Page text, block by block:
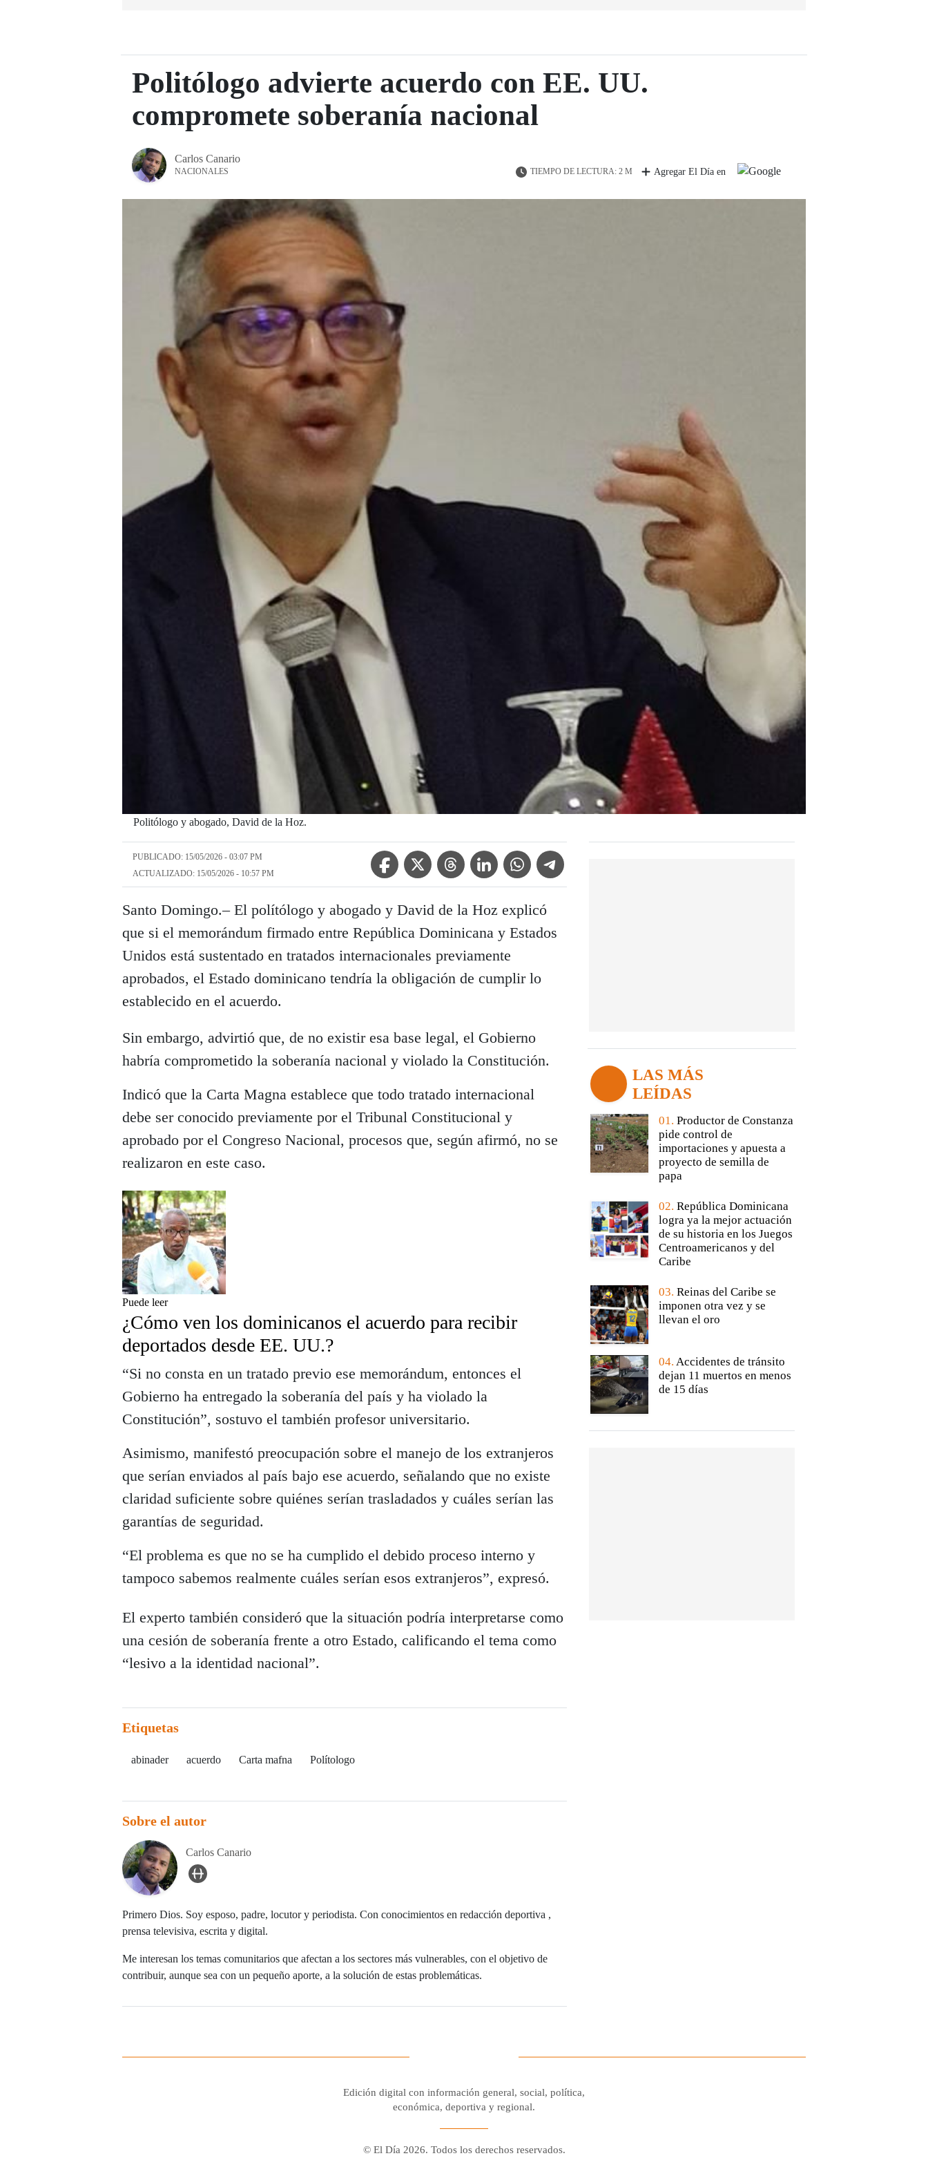
Politólogo advierte acuerdo con EE. UU.
compromete soberanía nacional
Carlos Canario
NACIONALES TIEMPO DE LECTURA: 2 M Agregar El Día en
Politólogo y abogado, David de la Hoz.
PUBLICADO: 15/05/2026 - 03:07 PM
ACTUALIZADO: 15/05/2026 - 10:57 PM
Facebook IconTwitter IconThreads IconLinkedin IconWhatsApp IconTelegram Icon
Santo Domingo.– El polítólogo y abogado y David de la Hoz explicó
que si el memorándum firmado entre República Dominicana y Estados
Unidos está sustentado en tratados internacionales previamente
aprobados, el Estado dominicano tendría la obligación de cumplir lo
establecido en el acuerdo.
Sin embargo, advirtió que, de no existir esa base legal, el Gobierno
habría comprometido la soberanía nacional y violado la Constitución.
Indicó que la Carta Magna establece que todo tratado internacional
debe ser conocido previamente por el Tribunal Constitucional y
aprobado por el Congreso Nacional, procesos que, según afirmó, no se
realizaron en este caso.
Puede leer
¿Cómo ven los dominicanos el acuerdo para recibir
deportados desde EE. UU.?
“Si no consta en un tratado previo ese memorándum, entonces el
Gobierno ha entregado la soberanía del país y ha violado la
Constitución”, sostuvo el también profesor universitario.
Asimismo, manifestó preocupación sobre el manejo de los extranjeros
que serían enviados al país bajo ese acuerdo, señalando que no existe
claridad suficiente sobre quiénes serían trasladados y cuáles serían las
garantías de seguridad.
“El problema es que no se ha cumplido el debido proceso interno y
tampoco sabemos realmente cuáles serían esos extranjeros”, expresó.
El experto también consideró que la situación podría interpretarse como
una cesión de soberanía frente a otro Estado, calificando el tema como
“lesivo a la identidad nacional”.
Etiquetas
abinader acuerdo Carta mafna Polítologo
Sobre el autor
Carlos Canario
user_url Icon
Primero Dios. Soy esposo, padre, locutor y periodista. Con conocimientos en redacción deportiva ,
prensa televisiva, escrita y digital.
Me interesan los temas comunitarios que afectan a los sectores más vulnerables, con el objetivo de
contribuir, aunque sea con un pequeño aporte, a la solución de estas problemáticas.
LAS MÁS
LEÍDAS
01. Productor de Constanza
pide control de
importaciones y apuesta a
proyecto de semilla de
papa
02. República Dominicana
logra ya la mejor actuación
de su historia en los Juegos
Centroamericanos y del
Caribe
03. Reinas del Caribe se
imponen otra vez y se
llevan el oro
04. Accidentes de tránsito
dejan 11 muertos en menos
de 15 días
Edición digital con información general, social, política,
económica, deportiva y regional.
© El Día 2026. Todos los derechos reservados.